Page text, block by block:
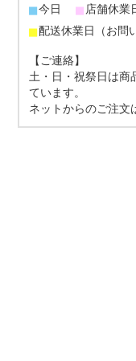
■今日 ■ 店舗休業
■配送休業日（お問
【ご連絡】
土・日・祝祭日は商
ています。
ネットからのご注文